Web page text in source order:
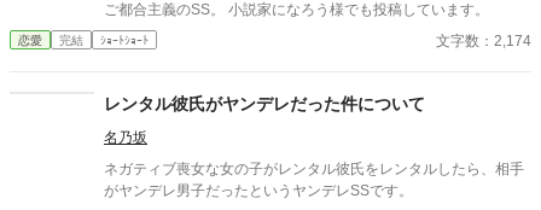
ご都合主義のSS。 小説家になろう様でも投稿しています。
恋愛 完結 ｼｮｰﾄｼｮｰﾄ 文字数：2,174
レンタル彼氏がヤンデレだった件について
名乃坂
ネガティブ喪女な女の子がレンタル彼氏をレンタルしたら、相手
がヤンデレ男子だったというヤンデレSSです。